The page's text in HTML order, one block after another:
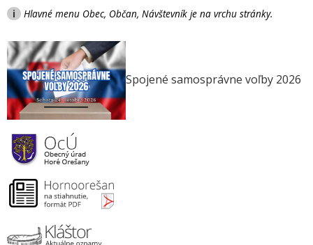
i Hlavné menu Obec, Občan, Návštevník je na vrchu stránky.
Spojené samosprávne voľby 2026